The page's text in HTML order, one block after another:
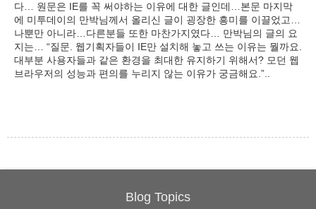
다… 원문은 IE를 꼭 써야하는 이유에 대한 글인데…본문 마지막
에 미투데이의 만박님께서 올리신 글이 굉장한 흥미를 이끌었고…
나뿐만 아니라…다른분들 또한 마찬가지였다… 만박님의 글의 요
지는… “질문. 웹기획자들이 IE만 설치해 놓고 쓰는 이유는 뭘까요.
대부분 사용자들과 같은 환경을 최대한 유지하기 위해서? 모던 웹
브라우저의 성능과 편의를 누리지 않는 이유가 궁금해요.”..
Blog Topics